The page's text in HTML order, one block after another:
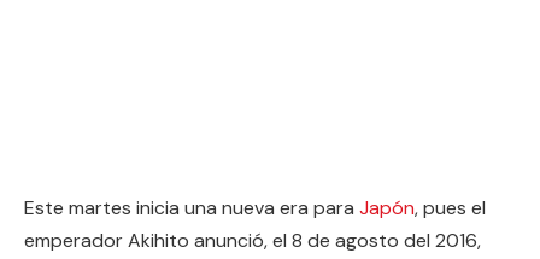
Este martes inicia una nueva era para Japón, pues el
emperador Akihito anunció, el 8 de agosto del 2016,